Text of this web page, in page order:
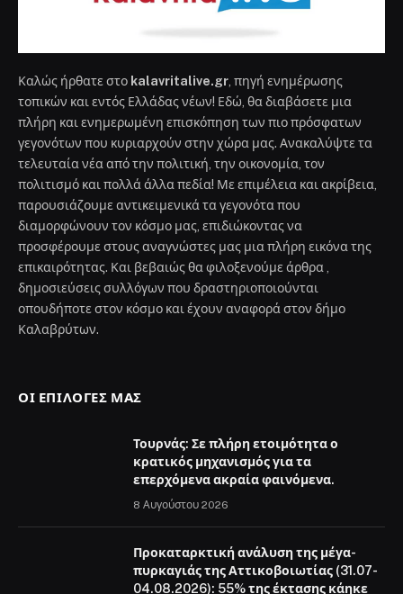
Καλώς ήρθατε στο kalavritalive.gr , πηγή ενημέρωσης
τοπικών και εντός Ελλάδας νέων! Εδώ, θα διαβάσετε μια
πλήρη και ενημερωμένη επισκόπηση των πιο πρόσφατων
γεγονότων που κυριαρχούν στην χώρα μας. Ανακαλύψτε τα
τελευταία νέα από την πολιτική, την οικονομία, τον
πολιτισμό και πολλά άλλα πεδία! Με επιμέλεια και ακρίβεια,
παρουσιάζουμε αντικειμενικά τα γεγονότα που
διαμορφώνουν τον κόσμο μας, επιδιώκοντας να
προσφέρουμε στους αναγνώστες μας μια πλήρη εικόνα της
επικαιρότητας. Και βεβαιώς θα φιλοξενούμε άρθρα ,
δημοσιεύσεις συλλόγων που δραστηριοποιούνται
οπουδήποτε στον κόσμο και έχουν αναφορά στον δήμο
Καλαβρύτων.
ΟΙ ΕΠΙΛΟΓΈΣ ΜΑΣ
Τουρνάς: Σε πλήρη ετοιμότητα ο
κρατικός μηχανισμός για τα
επερχόμενα ακραία φαινόμενα.
8 Αυγούστου 2026
Προκαταρκτική ανάλυση της μέγα-
πυρκαγιάς της Αττικοβοιωτίας (31.07-
04.08.2026): 55% της έκτασης κάηκε